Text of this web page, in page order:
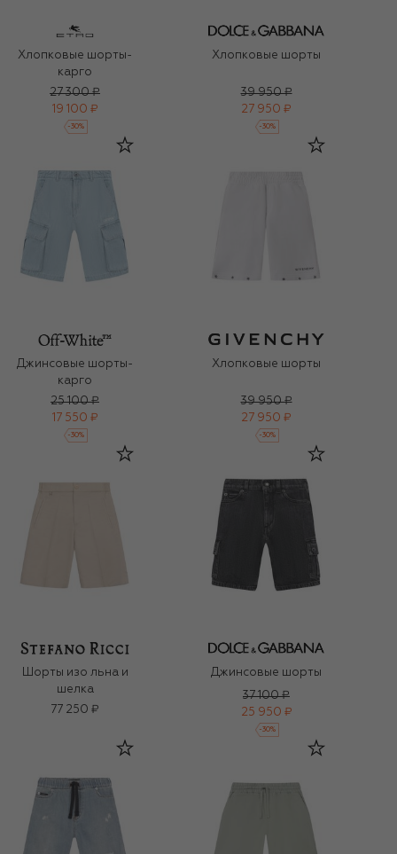
Хлопковые шорты-
карго
27 300 ₽
19 100 ₽
-30%
Хлопковые шорты
39 950 ₽
27 950 ₽
-30%
Джинсовые шорты-
карго
25 100 ₽
17 550 ₽
-30%
Хлопковые шорты
39 950 ₽
27 950 ₽
-30%
Шорты изо льна и
шелка
77 250 ₽
Джинсовые шорты
37 100 ₽
25 950 ₽
-30%